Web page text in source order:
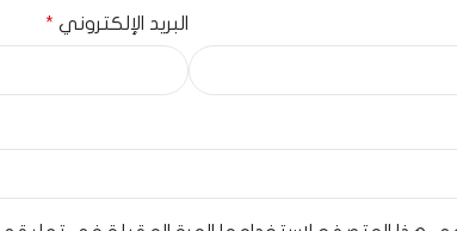
البريد الإلكتروني *